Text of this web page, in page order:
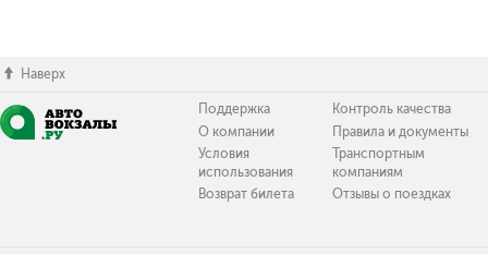
Наверх
Поддержка
О компании
Условия
использования
Возврат билета
Контроль качества
Правила и документы
Транспортным
компаниям
Отзывы о поездках